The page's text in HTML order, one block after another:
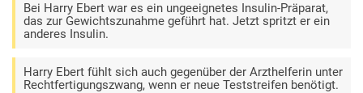
Bei Harry Ebert war es ein ungeeignetes Insulin-Präparat,
das zur Gewichtszunahme geführt hat. Jetzt spritzt er ein
anderes Insulin.
Harry Ebert fühlt sich auch gegenüber der Arzthelferin unter
Rechtfertigungszwang, wenn er neue Teststreifen benötigt.